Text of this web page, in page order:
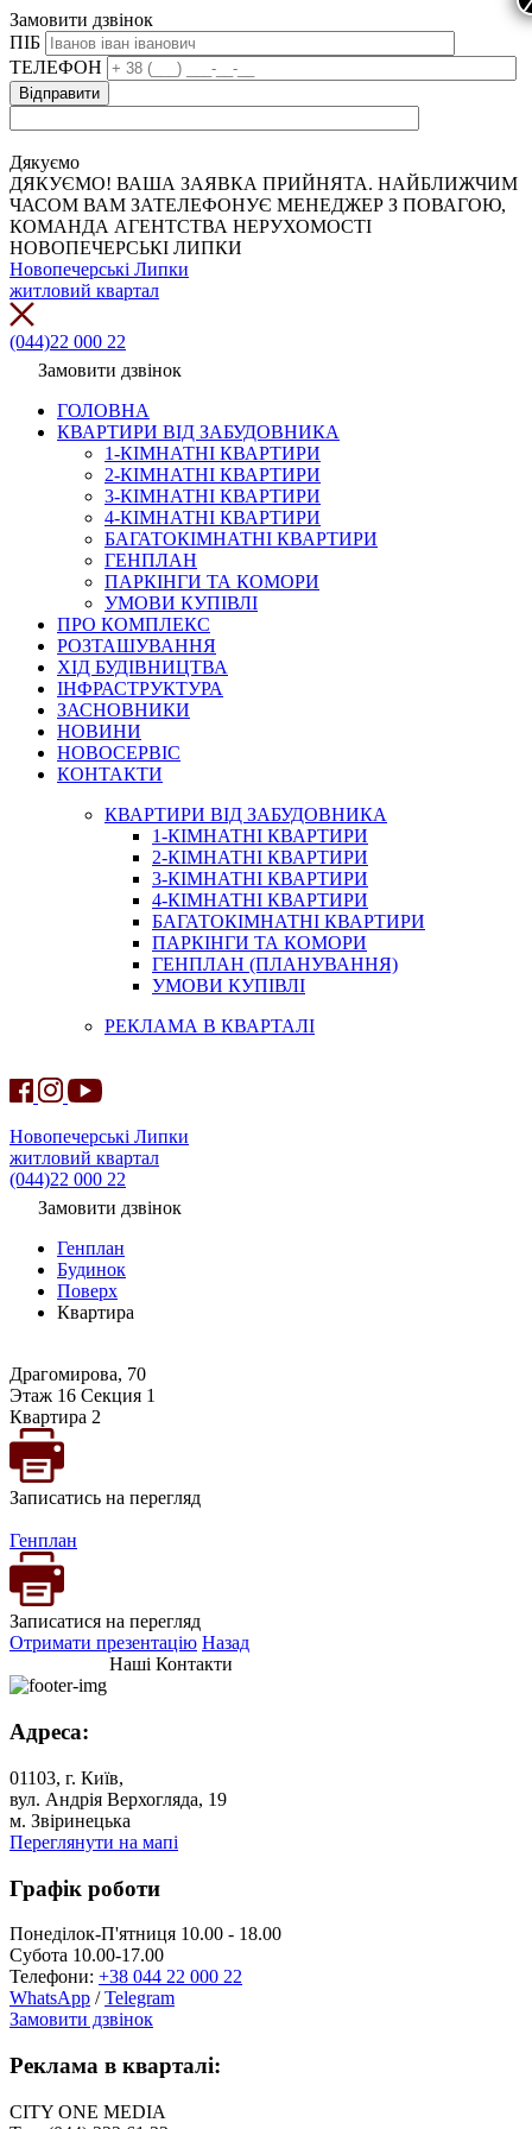
Замовити дзвінок
ПІБ
ТЕЛЕФОН
Дякуємо
ДЯКУЄМО! ВАША ЗАЯВКА ПРИЙНЯТА. НАЙБЛИЖЧИМ
ЧАСОМ ВАМ ЗАТЕЛЕФОНУЄ МЕНЕДЖЕР З ПОВАГОЮ,
КОМАНДА АГЕНТСТВА НЕРУХОМОСТІ
НОВОПЕЧЕРСЬКІ ЛИПКИ
Новопечерські Липки
житловий квартал
(044)22 000 22
Замовити дзвінок
ГОЛОВНА
КВАРТИРИ ВІД ЗАБУДОВНИКА
1-КІМНАТНІ КВАРТИРИ
2-КІМНАТНІ КВАРТИРИ
3-КІМНАТНІ КВАРТИРИ
4-КІМНАТНІ КВАРТИРИ
БАГАТОКІМНАТНІ КВАРТИРИ
ГЕНПЛАН
ПАРКІНГИ ТА КОМОРИ
УМОВИ КУПІВЛІ
ПРО КОМПЛЕКС
РОЗТАШУВАННЯ
ХІД БУДІВНИЦТВА
ІНФРАСТРУКТУРА
ЗАСНОВНИКИ
НОВИНИ
НОВОСЕРВІС
КОНТАКТИ
КВАРТИРИ ВІД ЗАБУДОВНИКА
1-КІМНАТНІ КВАРТИРИ
2-КІМНАТНІ КВАРТИРИ
3-КІМНАТНІ КВАРТИРИ
4-КІМНАТНІ КВАРТИРИ
БАГАТОКІМНАТНІ КВАРТИРИ
ПАРКІНГИ ТА КОМОРИ
ГЕНПЛАН (ПЛАНУВАННЯ)
УМОВИ КУПІВЛІ
РЕКЛАМА В КВАРТАЛІ
Новопечерські Липки
житловий квартал
(044)22 000 22
Замовити дзвінок
Генплан
Будинок
Поверх
Квартира
Драгомирова, 70
Этаж 16 Секция 1
Квартира 2
Записатись на перегляд
Генплан
Записатися на перегляд
Отримати презентацію Назад
Наші Контакти
Адреса:
01103, г. Київ,
вул. Андрія Верхогляда, 19
м. Звіринецька
Переглянути на мапі
Графік роботи
Понеділок-П'ятниця 10.00 - 18.00
Субота 10.00-17.00
Телефони: +38 044 22 000 22
WhatsApp /Telegram
Замовити дзвінок
Реклама в кварталі:
CITY ONE MEDIA